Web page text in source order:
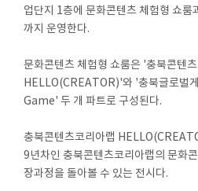
업단지 1층에 문화콘텐츠 체험형 쇼룸
까지 운영한다.
문화콘텐츠 체험형 쇼룸은 '충북콘텐
HELLO(CREATOR)'와 '충북글로벌
Game' 두 개 파트로 구성된다.
충북콘텐츠코리아랩
9년차인 충북콘텐츠코리아랩의 문화
장과정을 돌아볼 수 있는 전시다.